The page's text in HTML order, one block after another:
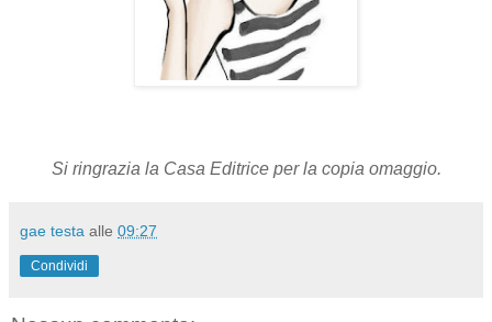
Si ringrazia la Casa Editrice per la copia omaggio.
gae testa alle 09:27
Condividi